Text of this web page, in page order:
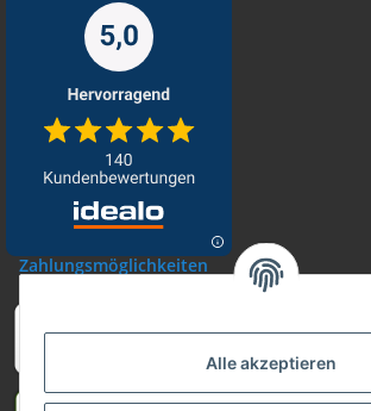
Alle akzeptieren
Zahlungsmöglichkeiten